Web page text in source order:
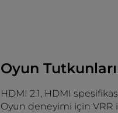
Oyun
HDMI 2.1, HDMI
Oyun deneyimi için VRR